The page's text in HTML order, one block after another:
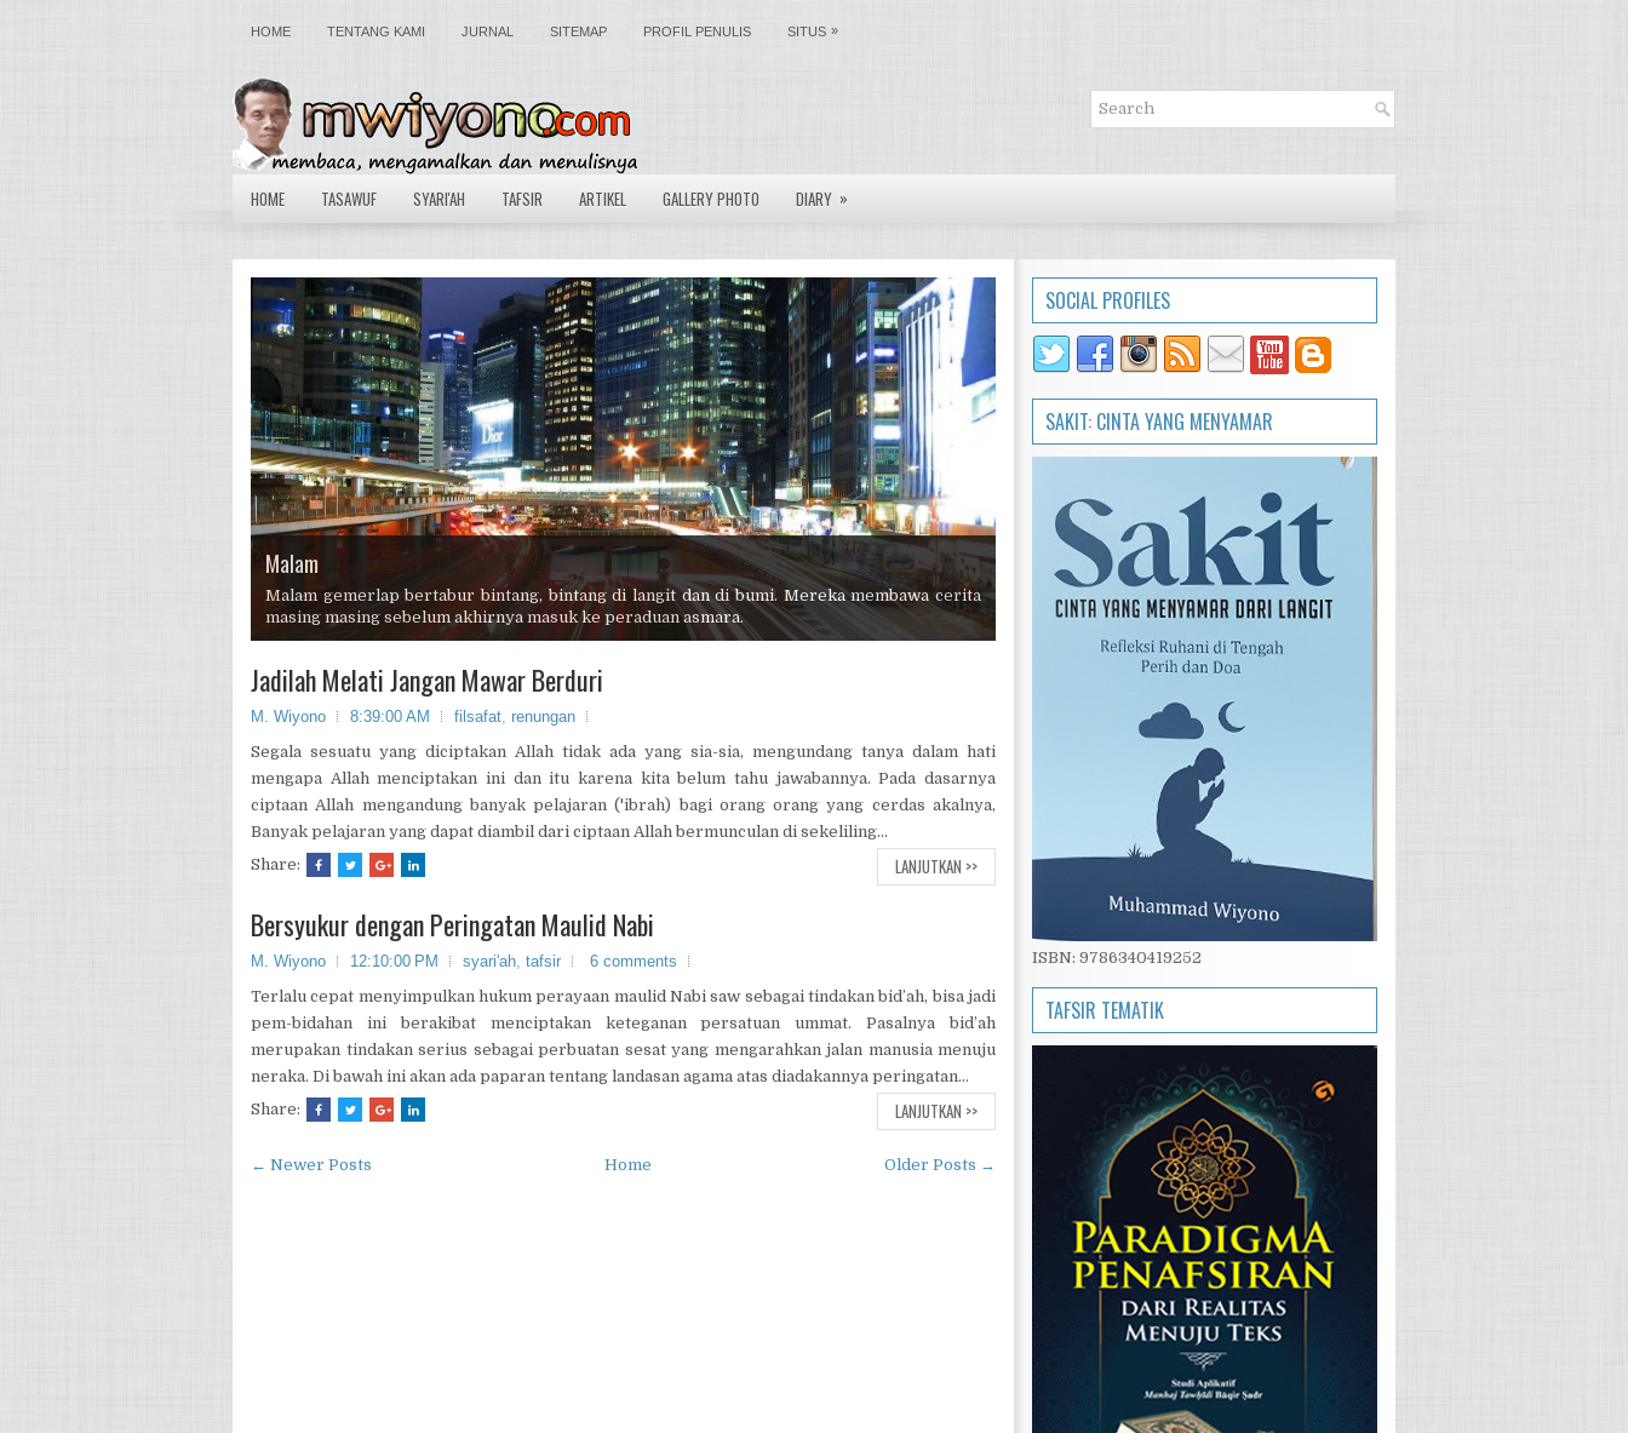
HOME TENTANG KAMI JURNAL SITEMAP PROFIL PENULIS SITUS »
HOME TASAWUF SYARI'AH TAFSIR ARTIKEL GALLERY PHOTO DIARY »
Sungai
Pagi Buta
Malam
Malam gemerlap bertabur bintang, bintang di langit dan di bumi. Mereka membawa cerita
masing masing sebelum akhirnya masuk ke peraduan asmara.
Gunung
Siang
Jadilah Melati Jangan Mawar Berduri
M. Wiyono 8:39:00 AM filsafat, renungan
Segala sesuatu yang diciptakan Allah tidak ada yang sia-sia, mengundang tanya dalam hati
mengapa Allah menciptakan ini dan itu karena kita belum tahu jawabannya. Pada dasarnya
ciptaan Allah mengandung banyak pelajaran ('ibrah) bagi orang orang yang cerdas akalnya,
Banyak pelajaran yang dapat diambil dari ciptaan Allah bermunculan di sekeliling...
Share:
LANJUTKAN >>
Bersyukur dengan Peringatan Maulid Nabi
M. Wiyono 12:10:00 PM syari'ah, tafsir
6 comments
Terlalu cepat menyimpulkan hukum perayaan maulid Nabi saw sebagai tindakan bid’ah, bisa jadi
pem-bidahan ini berakibat menciptakan keteganan persatuan ummat. Pasalnya bid’ah
merupakan tindakan serius sebagai perbuatan sesat yang mengarahkan jalan manusia menuju
neraka. Di bawah ini akan ada paparan tentang landasan agama atas diadakannya peringatan...
Share:
LANJUTKAN >>
← Newer Posts Older Posts →
Home
SOCIAL PROFILES
SAKIT: CINTA YANG MENYAMAR
ISBN: 9786340419252
TAFSIR TEMATIK